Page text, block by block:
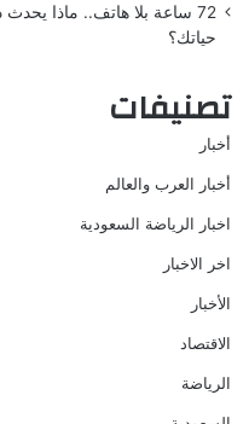
72 ساعة بلا هاتف.. ماذا
حياتك؟
تصنيفات
أخبار
أخبار العرب والعالم
اخبار الرياضة السعودية
اخر الاخبار
الأخبار
الاقتصاد
الرياضة